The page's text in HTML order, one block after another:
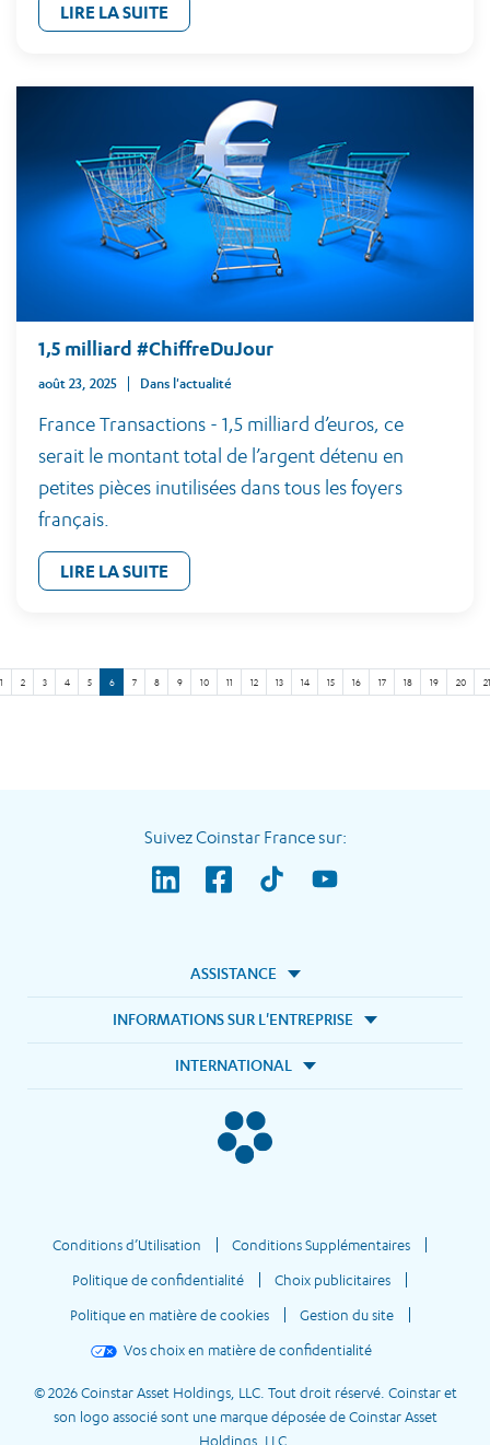
LIRE LA SUITE
1,5 milliard #ChiffreDuJour
août 23, 2025 Dans l'actualité
France Transactions - 1,5 milliard d’euros, ce
serait le montant total de l’argent détenu en
petites pièces inutilisées dans tous les foyers
français.
LIRE LA SUITE
1 2 3 4 5 6 7 8 9 10 11 12 13 14 15 16 17 18 19 20 21
Suivez Coinstar France sur:
ASSISTANCE
INFORMATIONS SUR L'ENTREPRISE
INTERNATIONAL
Conditions d’Utilisation
Conditions Supplémentaires
Politique de confidentialité
Choix publicitaires
Politique en matière de cookies
Gestion du site
Vos choix en matière de confidentialité
© 2026 Coinstar Asset Holdings, LLC. Tout droit réservé. Coinstar et
son logo associé sont une marque déposée de Coinstar Asset
Holdings, LLC.